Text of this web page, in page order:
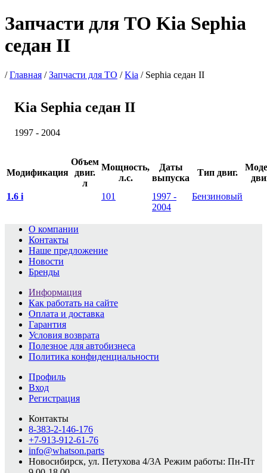
Запчасти для ТО Kia Sephia
седан II
/Главная /Запчасти для ТО /Kia / Sephia седан II
Kia Sephia седан II
1997 - 2004
Модификация
Объем
двиг.
л
Мощность,
л.с.
Даты
выпуска
Тип двиг.
1.6 i
101
1997 -
2004
Бензиновый
О компании
Контакты
Наше предложение
Новости
Бренды
Информация
Как работать на сайте
Оплата и доставка
Гарантия
Условия возврата
Полезное для автобизнеса
Политика конфиденциальности
Профиль
Вход
Регистрация
Контакты
8-383-2-146-176
+7-913-912-61-76
info@whatson.parts
Новосибирск, ул. Петухова 4/3А Режим работы: Пн-Пт